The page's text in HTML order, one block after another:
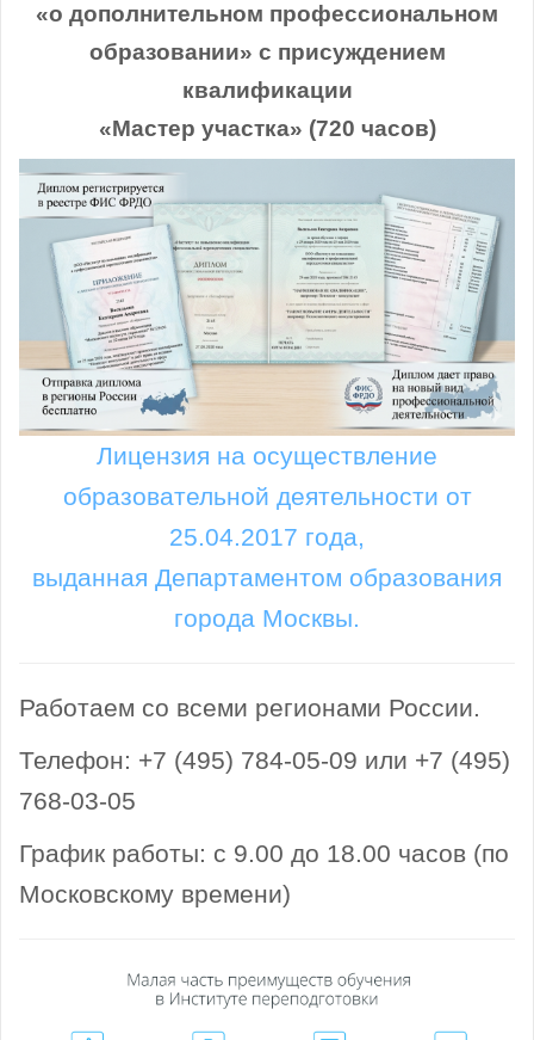
«о дополнительном профессиональном
образовании» с присуждением
квалификации
«Мастер участка» (720 часов)
Лицензия на осуществление
образовательной деятельности от
25.04.2017 года,
выданная Департаментом образования
города Москвы.
Работаем со всеми регионами России.
Телефон: +7 (495) 784-05-09 или +7 (495)
768-03-05
График работы: с 9.00 до 18.00 часов (по
Московскому времени)